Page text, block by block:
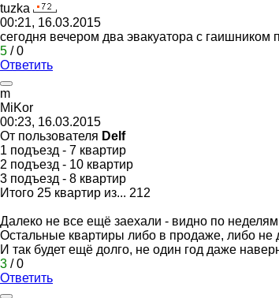
tuzka
00:21, 16.03.2015
сегодня вечером два эвакуатора с
5 /0
Ответить
m
MiKor
00:23, 16.03.2015
От пользователя Dеlf
1 подъезд - 7 квартир
2 подъезд - 10 квартир
3 подъезд - 8 квартир
Итого 25 квартир из... 212
Далеко не все ещё заехали - видно по
Остальные квартиры либо в продаже, либо не
И так будет ещё долго, не один год даже
3 /0
Ответить